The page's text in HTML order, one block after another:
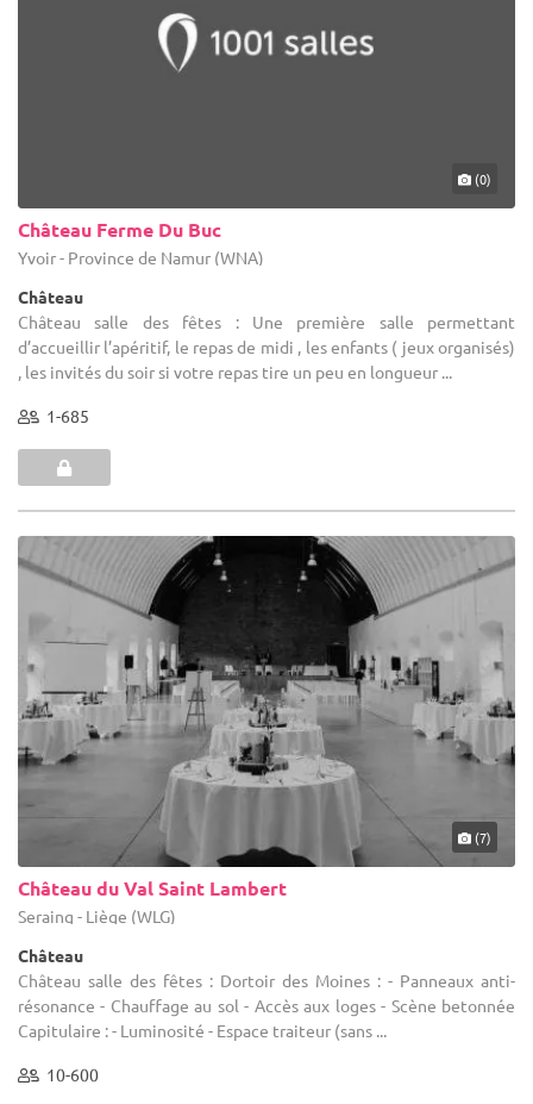
(0)
Château Ferme Du Buc
Yvoir - Province de Namur (WNA)
Château
Château salle des fêtes : Une première salle permettant
d’accueillir l’apéritif, le repas de midi , les enfants ( jeux organisés)
, les invités du soir si votre repas tire un peu en longueur ...
1-685
(7)
Château du Val Saint Lambert
Seraing - Liège (WLG)
Château
Château salle des fêtes : Dortoir des Moines : - Panneaux anti-
résonance - Chauffage au sol - Accès aux loges - Scène betonnée
Capitulaire : - Luminosité - Espace traiteur (sans ...
10-600